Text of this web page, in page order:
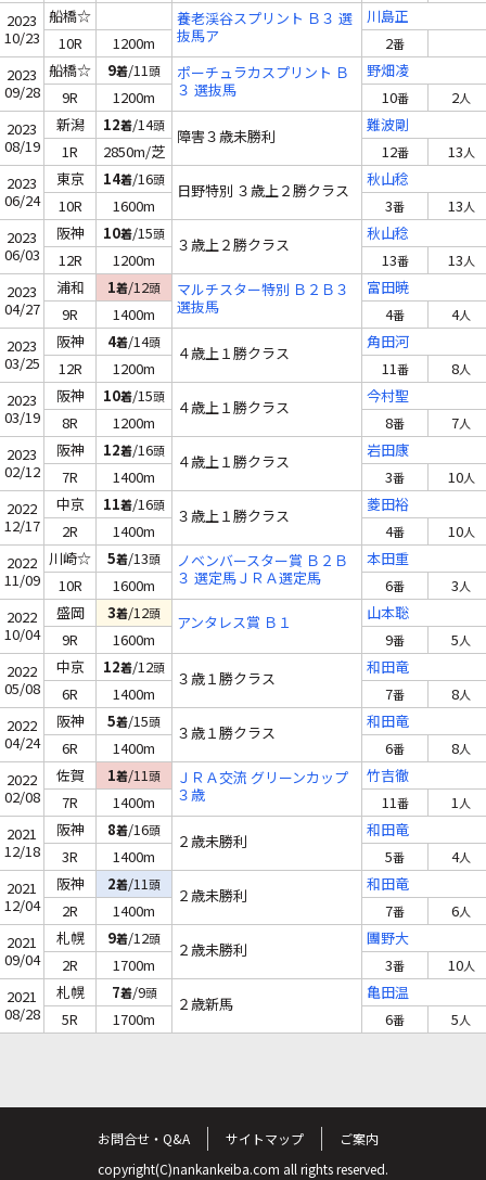
2023
10/23
船橋☆
養老渓谷スプリント Ｂ３ 選
抜馬ア
川島正
10R
1200m 2番
2023
09/28
船橋☆ 9着/11頭
ポーチュラカスプリント Ｂ
３ 選抜馬
野畑凌
9R
1200m 10番 2人
2023
08/19
新潟 12着/14頭
障害３歳未勝利
難波剛
1R
2850m/芝 12番 13人
2023
06/24
東京 14着/16頭
日野特別 ３歳上２勝クラス
秋山稔
10R
1600m 3番 13人
2023
06/03
阪神 10着/15頭
３歳上２勝クラス
秋山稔
12R
1200m 13番 13人
2023
04/27
浦和 1着/12頭
マルチスター特別 Ｂ２Ｂ３
選抜馬
富田暁
9R
1400m 4番 4人
2023
03/25
阪神 4着/14頭
４歳上１勝クラス
角田河
12R
1200m 11番 8人
2023
03/19
阪神 10着/15頭
４歳上１勝クラス
今村聖
8R
1200m 8番 7人
2023
02/12
阪神 12着/16頭
４歳上１勝クラス
岩田康
7R
1400m 3番 10人
2022
12/17
中京 11着/16頭
３歳上１勝クラス
菱田裕
2R
1400m 4番 10人
2022
11/09
川崎☆ 5着/13頭
ノベンバースター賞 Ｂ２Ｂ
３ 選定馬ＪＲＡ選定馬
本田重
10R
1600m 6番 3人
2022
10/04
盛岡 3着/12頭 アンタレス賞 Ｂ１
山本聡
9R
1600m 9番 5人
2022
05/08
中京 12着/12頭
３歳１勝クラス
和田竜
6R
1400m 7番 8人
2022
04/24
阪神 5着/15頭
３歳１勝クラス
和田竜
6R
1400m 6番 8人
2022
02/08
佐賀 1着/11頭
ＪＲＡ交流 グリーンカップ
３歳
竹吉徹
7R
1400m 11番 1人
2021
12/18
阪神 8着/16頭
２歳未勝利
和田竜
3R
1400m 5番 4人
2021
12/04
阪神 2着/11頭
２歳未勝利
和田竜
2R
1400m 7番 6人
2021
09/04
札幌 9着/12頭
２歳未勝利
團野大
2R
1700m 3番 10人
2021
08/28
札幌 7着/9頭
２歳新馬
亀田温
5R
1700m 6番 5人
お問合せ・Q&A サイトマップ
ご案内
copyright(C)nankankeiba.com all rights reserved.